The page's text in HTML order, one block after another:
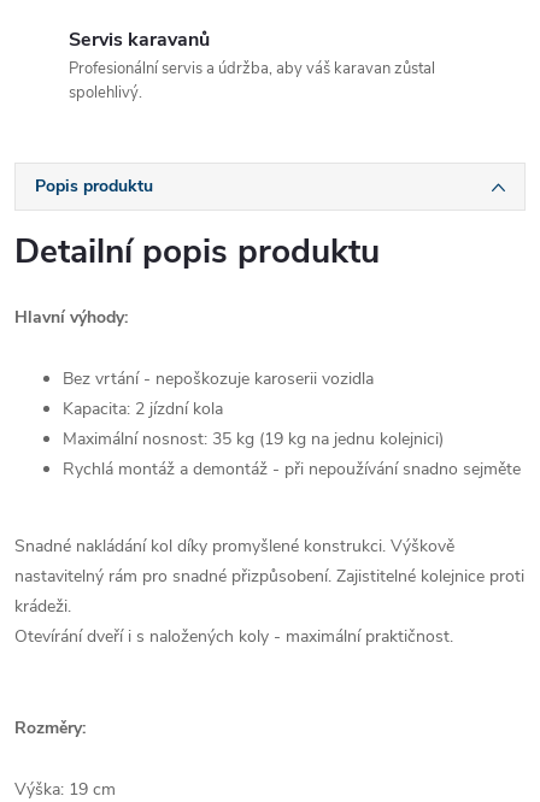
Servis karavanů
Profesionální servis a údržba, aby váš karavan zůstal
spolehlivý.
Popis produktu
Detailní popis produktu
Hlavní výhody:
Bez vrtání - nepoškozuje karoserii vozidla
Kapacita: 2 jízdní kola
Maximální nosnost: 35 kg (19 kg na jednu kolejnici)
Rychlá montáž a demontáž - při nepoužívání snadno sejměte
Snadné nakládání kol díky promyšlené konstrukci. Výškově
nastavitelný rám pro snadné přizpůsobení. Zajistitelné kolejnice proti
krádeži.
Otevírání dveří i s naložených koly - maximální praktičnost.
Rozměry:
Výška: 19 cm